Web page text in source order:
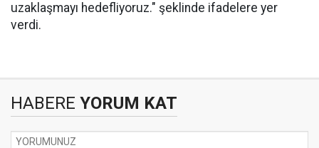
uzaklaşmayı hedefliyoruz." şeklinde ifadelere yer
verdi.
HABERE YORUM KAT